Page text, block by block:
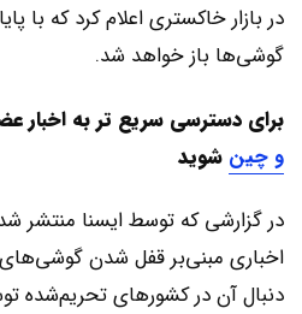
در بازار خاکستری اعلام کرد که با
گوشی‌ها باز خواهد شد.
برای دسترسی سریع تر به اخبار
و چین شوید
در گزارشی که توسط ایسنا منتشر
اخباری مبنی‌بر قفل شدن گوشی‌های
دنبال آن در کشورهای تحریم‌شده